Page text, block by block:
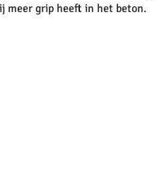
meer grip heeft in het beton.